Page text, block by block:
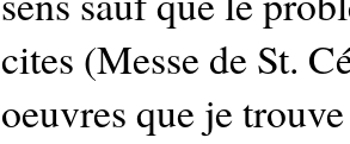
cites (Messe de St.
oeuvres que je